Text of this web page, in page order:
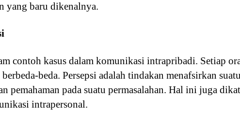
yang baru dikenalnya.
contoh kasus dalam komunikasi intrapribadi. Setiap
beda. Persepsi adalah tindakan menafsirkan
pemahaman pada suatu permasalahan. Hal ini juga
intrapersonal.